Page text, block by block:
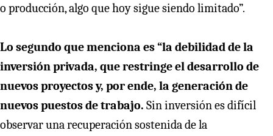
o producción, algo que hoy sigue siendo limitado”.
Lo segundo que menciona es “la debilidad de la
inversión privada, que restringe el desarrollo de
nuevos proyectos y, por ende, la generación de
nuevos puestos de trabajo. Sin inversión es difícil
observar una recuperación sostenida de la